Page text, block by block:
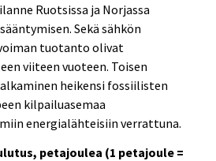
Ruotsissa ja Norjassa
Sekä sähkön
tuotanto olivat
viiteen vuoteen. Toisen
heikensi fossiilisten
kilpailuasemaa
energialähteisiin verrattuna.
petajoulea (1 petajoule =